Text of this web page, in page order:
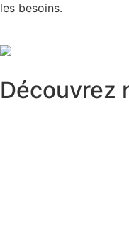
les besoins.
Découvrez